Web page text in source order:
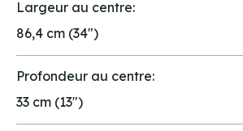
Largeur au centre:
86,4 cm (34")
Profondeur au centre:
33 cm (13")